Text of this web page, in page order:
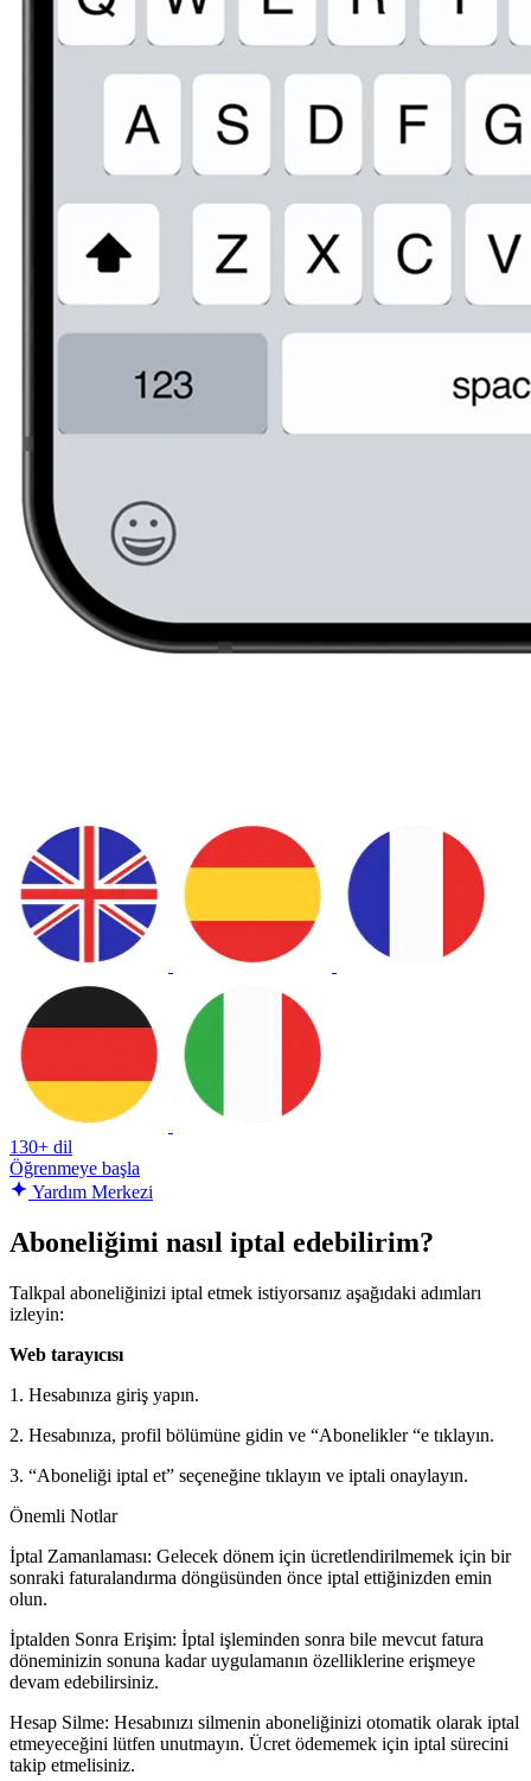
130+ dil
Öğrenmeye başla
Yardım Merkezi
Aboneliğimi nasıl iptal edebilirim?
Talkpal aboneliğinizi iptal etmek istiyorsanız aşağıdaki adımları
izleyin:
Web tarayıcısı
1. Hesabınıza giriş yapın.
2. Hesabınıza, profil bölümüne gidin ve “Abonelikler “e tıklayın.
3. “Aboneliği iptal et” seçeneğine tıklayın ve iptali onaylayın.
Önemli Notlar
İptal Zamanlaması: Gelecek dönem için ücretlendirilmemek için bir
sonraki faturalandırma döngüsünden önce iptal ettiğinizden emin
olun.
İptalden Sonra Erişim: İptal işleminden sonra bile mevcut fatura
döneminizin sonuna kadar uygulamanın özelliklerine erişmeye
devam edebilirsiniz.
Hesap Silme: Hesabınızı silmenin aboneliğinizi otomatik olarak iptal
etmeyeceğini lütfen unutmayın. Ücret ödememek için iptal sürecini
takip etmelisiniz.